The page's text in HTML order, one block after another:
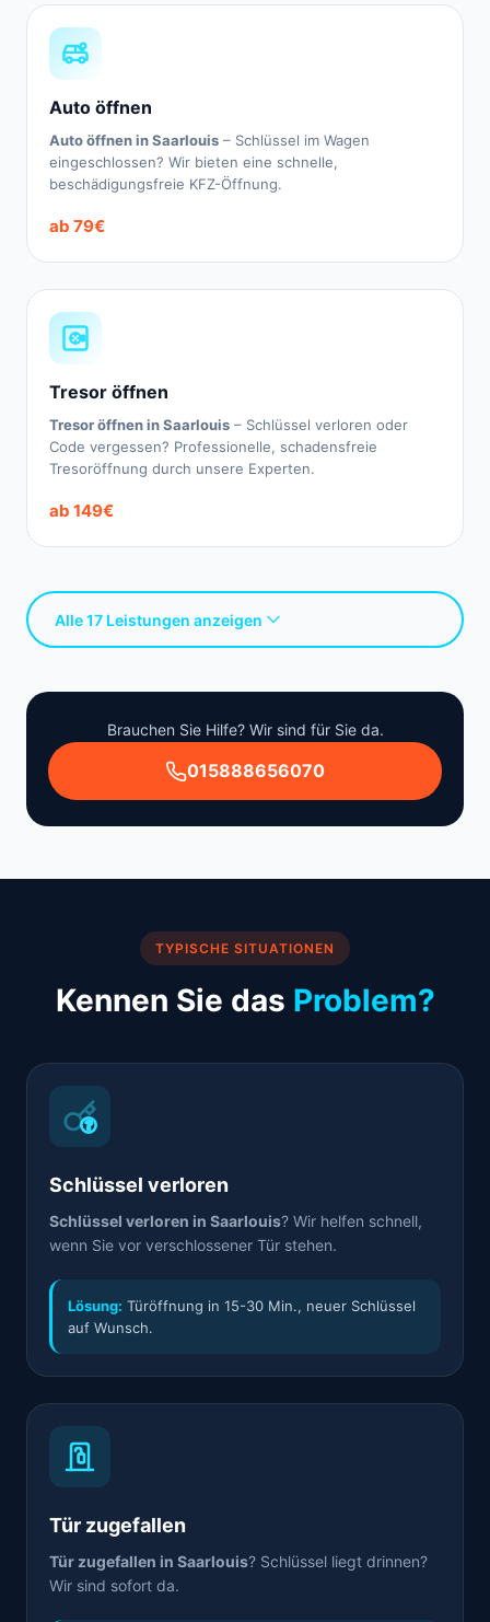
Auto öffnen
Auto öffnen in Saarlouis – Schlüssel im Wagen
eingeschlossen? Wir bieten eine schnelle,
beschädigungsfreie KFZ-Öffnung.
ab 79€
Tresor öffnen
Tresor öffnen in Saarlouis – Schlüssel verloren oder
Code vergessen? Professionelle, schadensfreie
Tresoröffnung durch unsere Experten.
ab 149€
Alle 17 Leistungen anzeigen
Brauchen Sie Hilfe? Wir sind für Sie da.
015888656070
TYPISCHE SITUATIONEN
Kennen Sie das Problem?
Schlüssel verloren
Schlüssel verloren in Saarlouis? Wir helfen schnell,
wenn Sie vor verschlossener Tür stehen.
Lösung: Türöffnung in 15-30 Min., neuer Schlüssel
auf Wunsch.
Tür zugefallen
Tür zugefallen in Saarlouis? Schlüssel liegt drinnen?
Wir sind sofort da.